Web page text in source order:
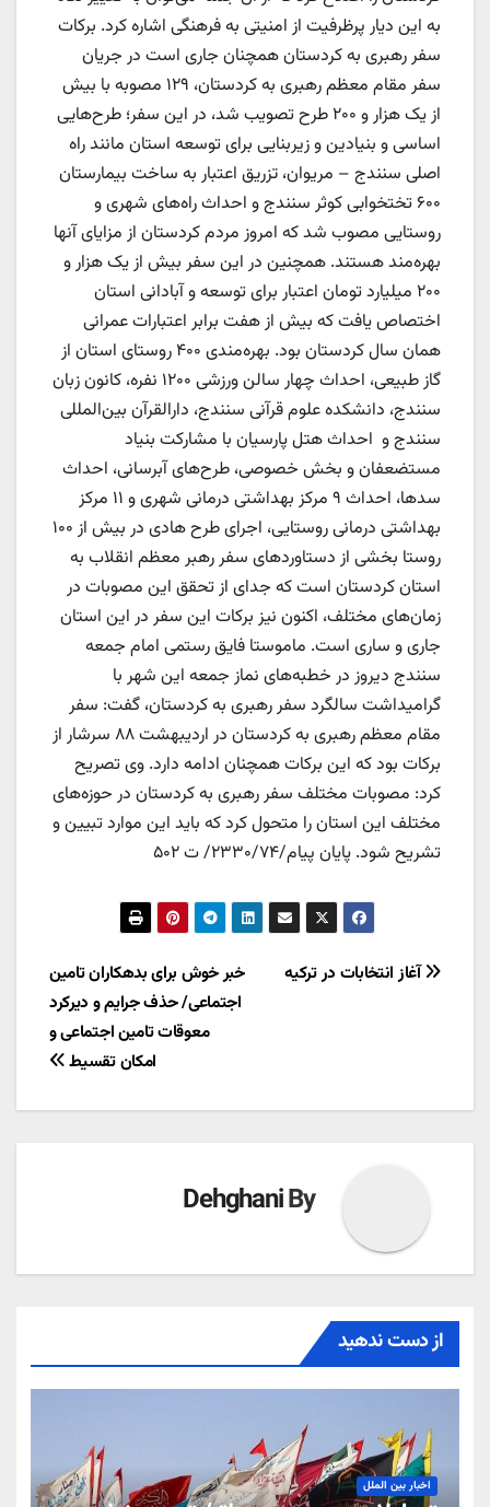
به این دیار پرظرفیت از امنیتی به فرهنگی اشاره کرد. برکات
سفر رهبری به کردستان همچنان جاری است در جریان
سفر مقام معظم رهبری به کردستان، ۱۲۹ مصوبه با بیش
از یک هزار و ۲۰۰ طرح تصویب شد، در این سفر؛ طرح‌هایی
اساسی و بنیادین و زیربنایی برای توسعه استان مانند راه
اصلی سنندج – مریوان، تزریق اعتبار به ساخت بیمارستان
۶۰۰ تختخوابی کوثر سنندج و احداث راه‌های شهری و
روستایی مصوب شد که امروز مردم کردستان از مزایای آنها
بهره‌مند هستند. همچنین در این سفر بیش از یک هزار و
۲۰۰ میلیارد تومان اعتبار برای توسعه و آبادانی استان
اختصاص یافت که بیش از هفت برابر اعتبارات عمرانی
همان سال کردستان بود. بهره‌مندی ۴۰۰ روستای استان از
گاز طبیعی، احداث چهار سالن ورزشی ۱۲۰۰ نفره، کانون زبان
سنندج، دانشکده علوم قرآنی سنندج، دارالقرآن بین‌المللی
سنندج و احداث هتل پارسیان با مشارکت بنیاد
مستضعفان و بخش خصوصی، طرح‌های آبرسانی، احداث
سدها، احداث ۹ مرکز بهداشتی درمانی شهری و ۱۱ مرکز
بهداشتی درمانی روستایی، اجرای طرح هادی در بیش از ۱۰۰
روستا بخشی از دستاوردهای سفر رهبر معظم انقلاب به
استان کردستان است که جدای از تحقق این مصوبات در
زمان‌های مختلف، اکنون نیز برکات این سفر در این استان
جاری و ساری است. ماموستا فایق رستمی امام جمعه
سنندج دیروز در خطبه‌های نماز جمعه این شهر با
گرامیداشت سالگرد سفر رهبری به کردستان، گفت: سفر
مقام معظم رهبری به کردستان در اردیبهشت ۸۸ سرشار از
برکات بود که این برکات همچنان ادامه دارد. وی تصریح
کرد: مصوبات مختلف سفر رهبری به کردستان در حوزه‌های
مختلف این استان را متحول کرد که باید این موارد تبیین و
تشریح شود. پایان پیام/۲۳۳۰/۷۴/ ت ۵۰۲
راهبری
خبر خوش برای بدهکاران تامین
اجتماعی/ حذف جرایم و دیرکرد
معوقات تامین اجتماعی و
امکان تقسیط
آغاز انتخابات در ترکیه
By
Dehghani
از دست ندهید
اخبار بین الملل